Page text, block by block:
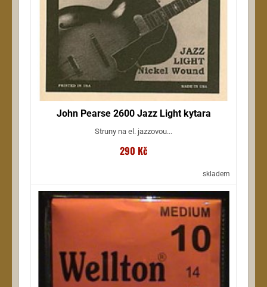
John Pearse 2600 Jazz Light kytara
Struny na el. jazzovou...
290 Kč
skladem